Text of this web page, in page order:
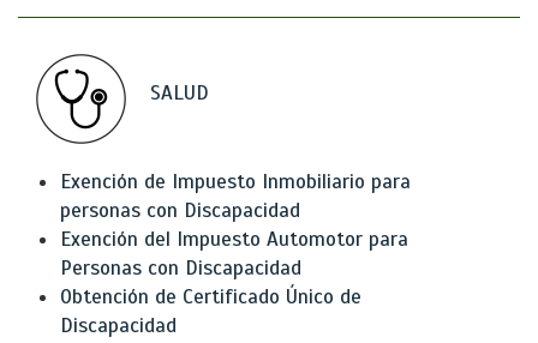
SALUD
Exención de Impuesto Inmobiliario para
personas con Discapacidad
Exención del Impuesto Automotor para
Personas con Discapacidad
Obtención de Certificado Único de
Discapacidad